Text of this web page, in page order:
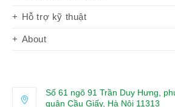
Hỗ trợ kỹ thuật
About
Số 61 ngõ 91 Trần Duy Hưng,
quận Cầu Giấy, Hà Nội 11313